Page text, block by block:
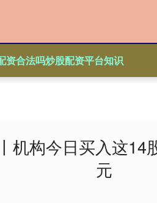
资合法吗炒股配资平台知识
机构今日买入这14
元